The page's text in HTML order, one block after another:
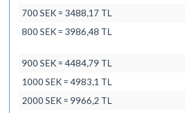
700 SEK = 3488,17 TL
800 SEK = 3986,48 TL
900 SEK = 4484,79 TL
1000 SEK = 4983,1 TL
2000 SEK = 9966,2 TL